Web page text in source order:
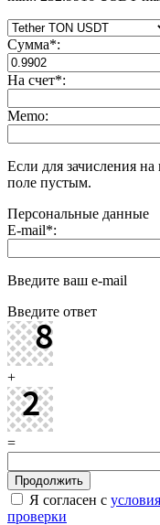
Сумма*:
На счет*:
Memo:
Если для зачисления на
поле пустым.
Персональные данные
E-mail*:
Введите ваш e-mail
Введите ответ
+
=
Я согласен с
проверки